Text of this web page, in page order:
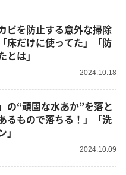
ビを防止する意外な掃除
床だけに使ってた」「防
とは」
2024.10.18
の“頑固な水あか”を落と
るもので落ちる！」「洗
2024.10.09